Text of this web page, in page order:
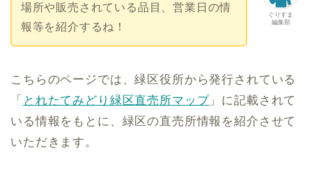
ぐりすま
編集部
場所や販売されている品目、営業日の情
報等を紹介するね！
こちらのページでは、緑区役所から発行されている
「 とれたてみどり緑区直売所マップ」に記載されて
いる情報をもとに、緑区の直売所情報を紹介させて
いただきます。